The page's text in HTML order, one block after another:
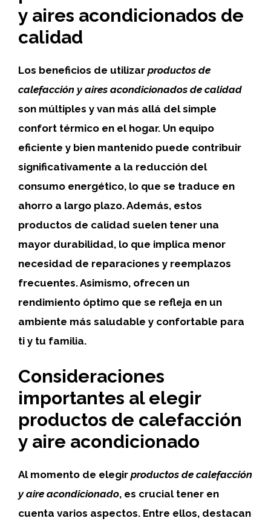
y aires acondicionados de
calidad
Los beneficios de utilizar productos de
calefacción y aires acondicionados de calidad
son múltiples y van más allá del simple
confort térmico en el hogar. Un equipo
eficiente y bien mantenido puede contribuir
significativamente a la reducción del
consumo energético, lo que se traduce en
ahorro a largo plazo. Además, estos
productos de calidad suelen tener una
mayor durabilidad, lo que implica menor
necesidad de reparaciones y reemplazos
frecuentes. Asimismo, ofrecen un
rendimiento óptimo que se refleja en un
ambiente más saludable y confortable para
ti y tu familia.
Consideraciones
importantes al elegir
productos de calefacción
y aire acondicionado
Al momento de elegir productos de calefacción
y aire acondicionado, es crucial tener en
cuenta varios aspectos. Entre ellos, destacan